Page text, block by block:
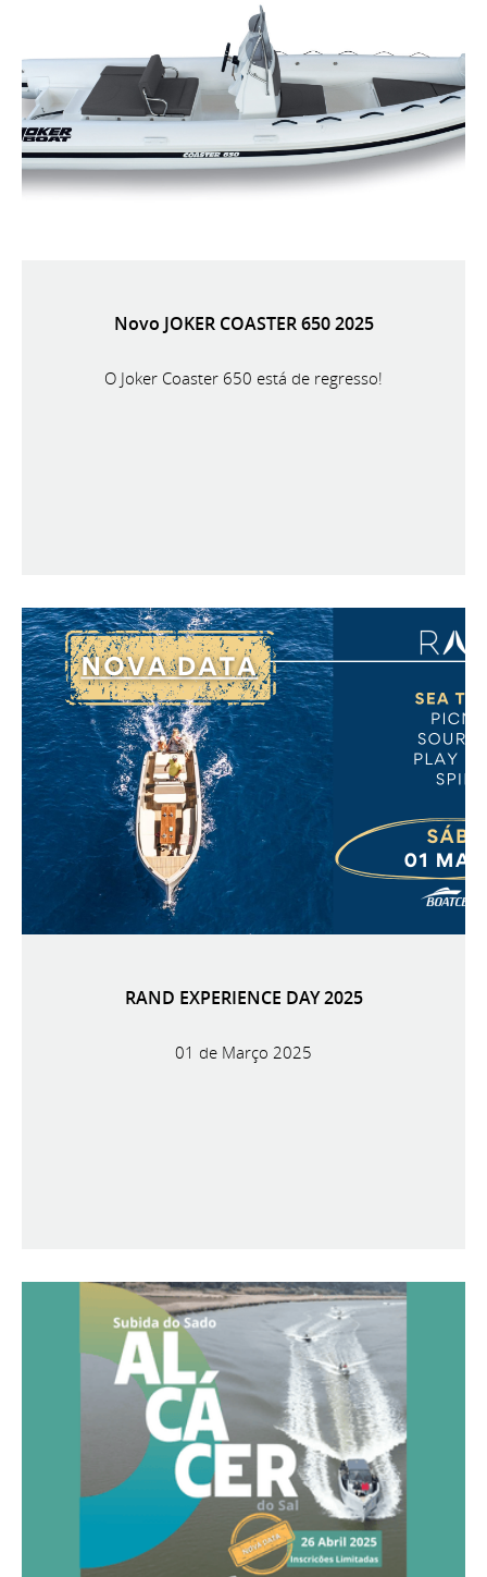
Novo JOKER COASTER 650 2025
O Joker Coaster 650 está de regresso!
RAND EXPERIENCE DAY 2025
01 de Março 2025